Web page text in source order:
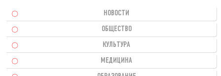
НОВОСТИ
ОБЩЕСТВО
КУЛЬТУРА
МЕДИЦИНА